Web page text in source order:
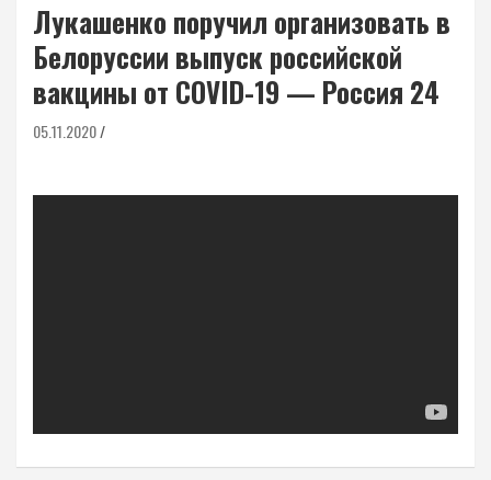
Лукашенко поручил организовать в
Белоруссии выпуск российской
вакцины от COVID-19 — Россия 24
05.11.2020